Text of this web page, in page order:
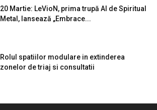
20 Martie: LeVioN, prima trupă AI de Spiritual
Metal, lansează „Embrace...
Rolul spatiilor modulare in extinderea
zonelor de triaj si consultatii